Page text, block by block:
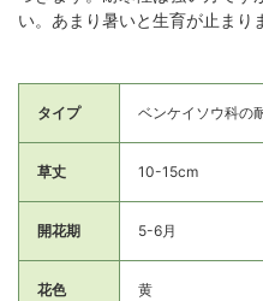
い。あまり暑いと生育が止まり
タイプ ベンケイソウ科の
草丈 10-15cm
開花期 5-6月
花色 黄